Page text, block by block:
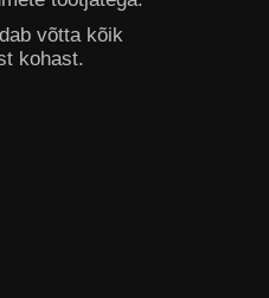
võtta kõik
kohast.